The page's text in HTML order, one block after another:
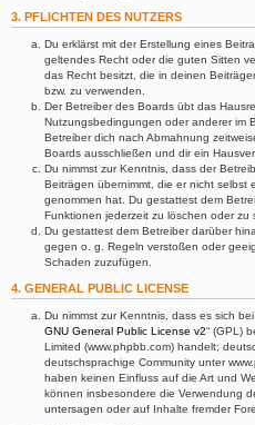
3. PFLICHTEN DES NUTZERS
Du erklärst mit der Erstellung eines
geltendes Recht oder die guten Sitten
das Recht besitzt, die in deinen
bzw. zu verwenden.
Der Betreiber des Boards übt das
Nutzungsbedingungen oder anderer im
Betreiber dich nach Abmahnung
Boards ausschließen und dir ein
Du nimmst zur Kenntnis, dass der
Beiträgen übernimmt, die er nicht selbst
genommen hat. Du gestattest dem
Funktionen jederzeit zu löschen oder zu
Du gestattest dem Betreiber darüber
gegen o. g. Regeln verstoßen oder
Schaden zuzufügen.
4. GENERAL PUBLIC LICENSE
Du nimmst zur Kenntnis, dass es sich
GNU General Public License v2“ (GPL)
Limited (www.phpbb.com) handelt;
deutschsprachige Community unter
haben keinen Einfluss auf die Art und
können insbesondere die Verwendung
untersagen oder auf Inhalte fremder